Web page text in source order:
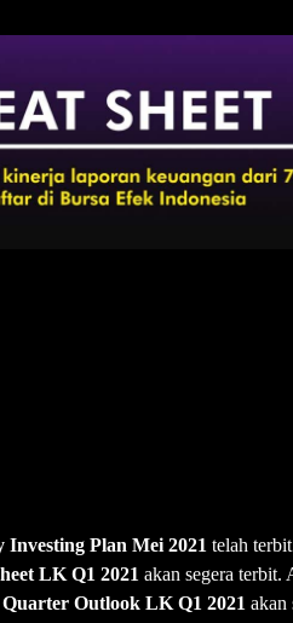
Investing Plan Mei 2021 telah
LK Q1 2021 akan segera terbit.
Outlook LK Q1 2021 akan